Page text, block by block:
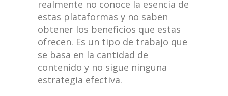
realmente no conoce la esencia de
estas plataformas y no saben
obtener los beneficios que estas
ofrecen. Es un tipo de trabajo que
se basa en la cantidad de
contenido y no sigue ninguna
estrategia efectiva.